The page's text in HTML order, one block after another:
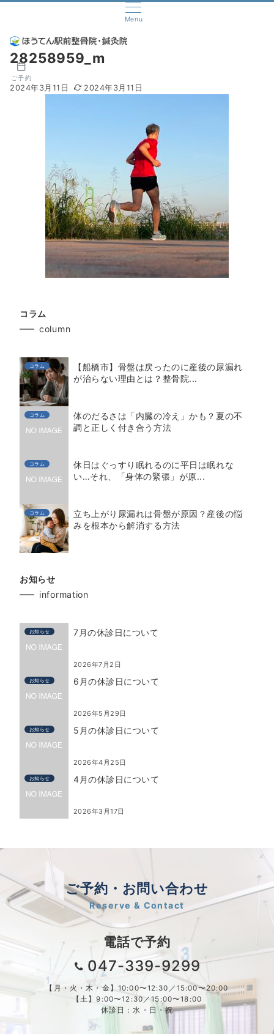
Menu
ご予約
28258959_m
2024年3月11日 2024年3月11日
コラム
column
コラム
【船橋市】骨盤は戻ったのに産後の尿漏れ
が治らない理由とは？整骨院...
コラム
体のだるさは「内臓の冷え」かも？夏の不
調と正しく付き合う方法
コラム
休日はぐっすり眠れるのに平日は眠れな
い…それ、「身体の緊張」が原...
コラム
立ち上がり尿漏れは骨盤が原因？産後の悩
みを根本から解消する方法
お知らせ
information
お知らせ 7月の休診日について
2026年7月2日
お知らせ 6月の休診日について
2026年5月29日
お知らせ 5月の休診日について
2026年4月25日
お知らせ 4月の休診日について
2026年3月17日
ご予約・お問い合わせ
Reserve & Contact
電話で予約
047-339-9299
【月・火・木・金】10:00〜12:30／15:00〜20:00
【土】9:00〜12:30／15:00〜18:00
休診日：水・日・祝